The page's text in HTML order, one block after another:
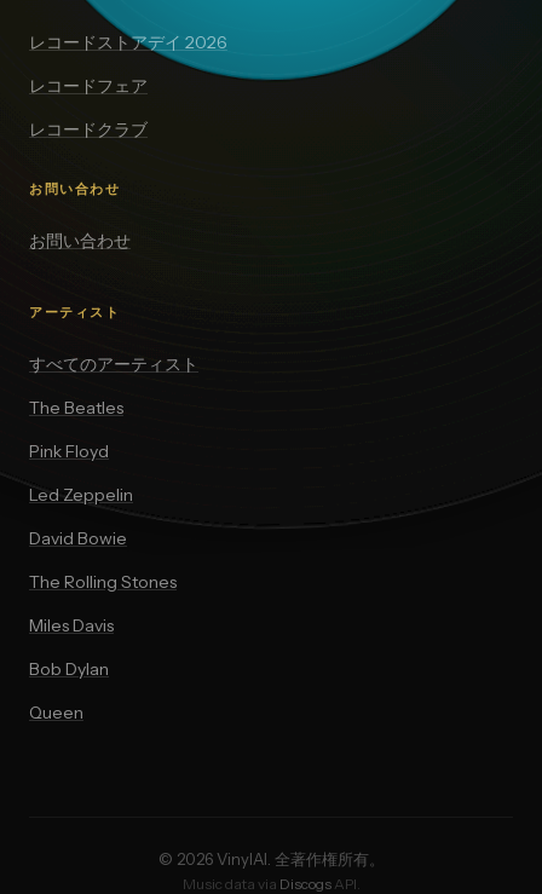
レコードストアデイ 2026
レコードフェア
レコードクラブ
お問い合わせ
お問い合わせ
アーティスト
すべてのアーティスト
The Beatles
Pink Floyd
Led Zeppelin
David Bowie
The Rolling Stones
Miles Davis
Bob Dylan
Queen
© 2026 VinylAI. 全著作権所有。
Music data via DiscogsAPI.